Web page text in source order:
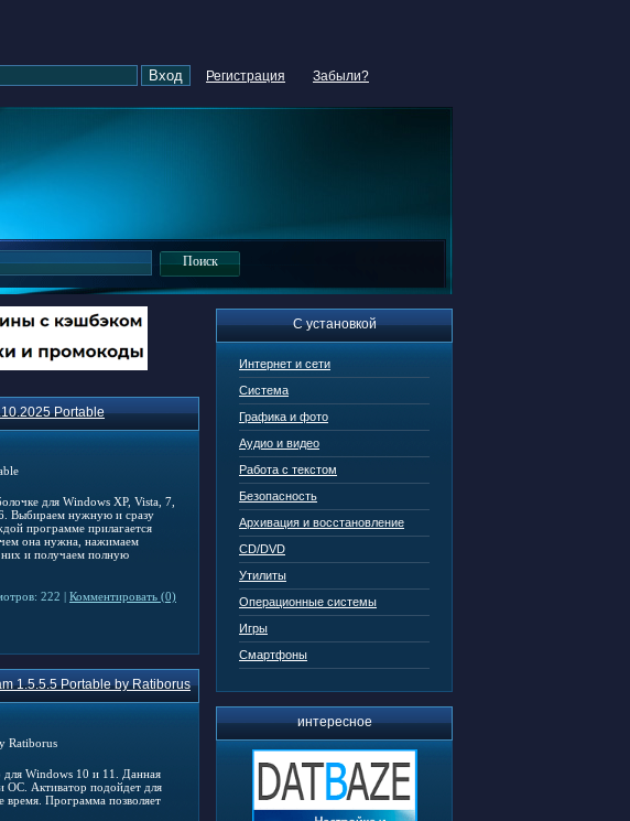
Регистрация Забыли?
С установкой
Интернет и сети
Система
Графика и фото
Аудио и видео
Работа с текстом
Безопасность
Архивация и восстановление
CD/DVD
Утилиты
Операционные системы
Игры
Смартфоны
интересное
Portable
для Windows XP, Vista, 7,
Выбираем нужную и сразу
программе прилагается
она нужна, нажимаем
и получаем полную
222 | Комментировать (0)
1.5.5.5 Portable by Ratiborus
Windows 10 и 11. Данная
ОС. Активатор подойдет для
время. Программа позволяет